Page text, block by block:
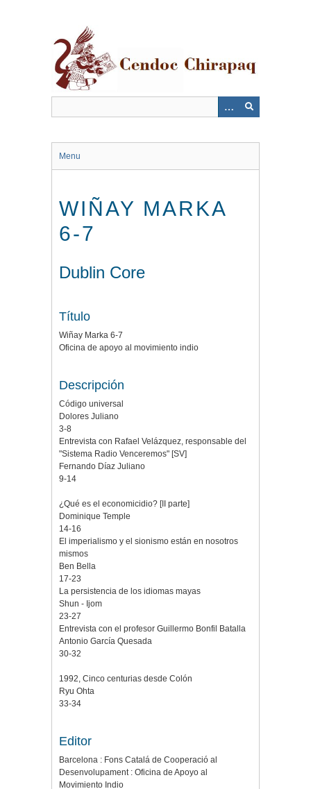
Menu
WIÑAY MARKA
6-7
Dublin Core
Título
Wiñay Marka 6-7
Oficina de apoyo al movimiento indio
Descripción
Código universal
Dolores Juliano
3-8
Entrevista con Rafael Velázquez, responsable del
"Sistema Radio Venceremos" [SV]
Fernando Díaz Juliano
9-14
¿Qué es el economicidio? [II parte]
Dominique Temple
14-16
El imperialismo y el sionismo están en nosotros
mismos
Ben Bella
17-23
La persistencia de los idiomas mayas
Shun - Ijom
23-27
Entrevista con el profesor Guillermo Bonfil Batalla
Antonio García Quesada
30-32
1992, Cinco centurias desde Colón
Ryu Ohta
33-34
Editor
Barcelona : Fons Catalá de Cooperació al
Desenvolupament : Oficina de Apoyo al
Movimiento Indio